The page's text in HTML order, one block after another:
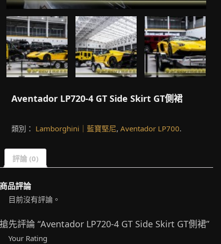
Aventador LP720-4 GT Side Skirt GT側裙
類別： Lamborghini｜藍寶堅尼, Aventador LP700.
評論 (0)
品評論
目前沒有評論。
先評論 “Aventador LP720-4 GT Side Skirt GT側裙”
Your Rating